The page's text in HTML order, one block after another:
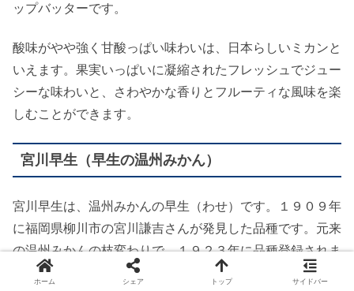
ップバッターです。
酸味がやや強く甘酸っぱい味わいは、日本らしいミカンと
いえます。果実いっぱいに凝縮されたフレッシュでジュー
シーな味わいと、さわやかな香りとフルーティな風味を楽
しむことができます。
宮川早生（早生の温州みかん）
宮川早生は、温州みかんの早生（わせ）です。１９０９年
に福岡県柳川市の宮川謙吉さんが発見した品種です。元来
の温州みかんの枝変わりで、１９２３年に品種登録されま
した。早生温州みかんの代表品種です。
ホーム シェア トップ サイドバー